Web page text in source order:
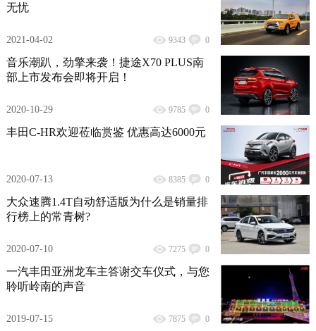
无忧
2021-04-02 9343 0
音乐潮趴，劲擎来袭！捷途X70 PLUS南
部上市发布会即将开启！
2020-10-29 9785 0
丰田C-HR欢迎莅临赏鉴 优惠高达6000元
2020-07-13 8385 0
大众速腾1.4T自动舒适版为什么是销量排
行榜上的常青树?
2020-07-10 7275 0
一汽丰田亚洲龙车主答谢交车仪式，与您
聆听岭南的声音
2019-07-15 7875 0